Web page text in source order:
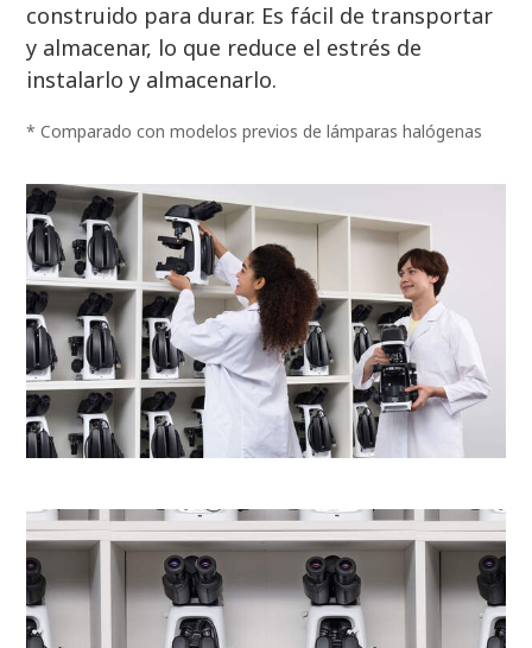
construido para durar. Es fácil de transportar
y almacenar, lo que reduce el estrés de
instalarlo y almacenarlo.
* Comparado con modelos previos de lámparas halógenas